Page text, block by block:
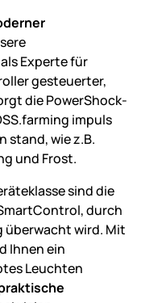
als Experte für
gesteuerter,
die PowerShock-
impuls
stand, wie z.B.
und Frost.
sind die
durch
überwacht wird. Mit
Ihnen ein
Leuchten